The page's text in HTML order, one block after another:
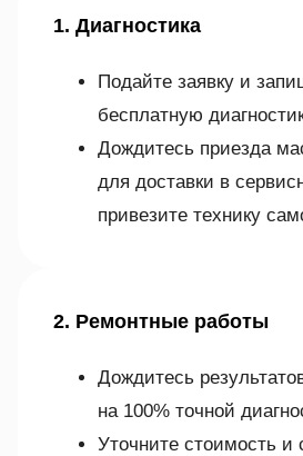
1. Диагностика
Подайте заявку и
бесплатную
Дождитесь приезда
для доставки в
привезите технику
2. Ремонтные работы
Дождитесь
на 100% точной
Уточните стоимость и